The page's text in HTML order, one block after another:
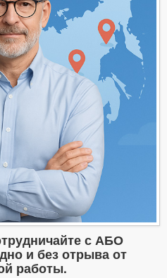
с АБО
и без отрыва от
работы.